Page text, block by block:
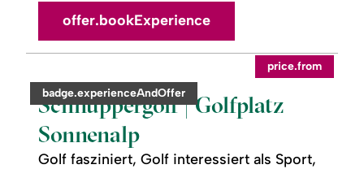
offer.bookExperience
category:
badge.experienceAndOffer
price.from
Schnuppergolf | Golfplatz
Sonnenalp
Golf fasziniert, Golf interessiert als Sport,
readmore:
Golfplatz
Sonnenalp